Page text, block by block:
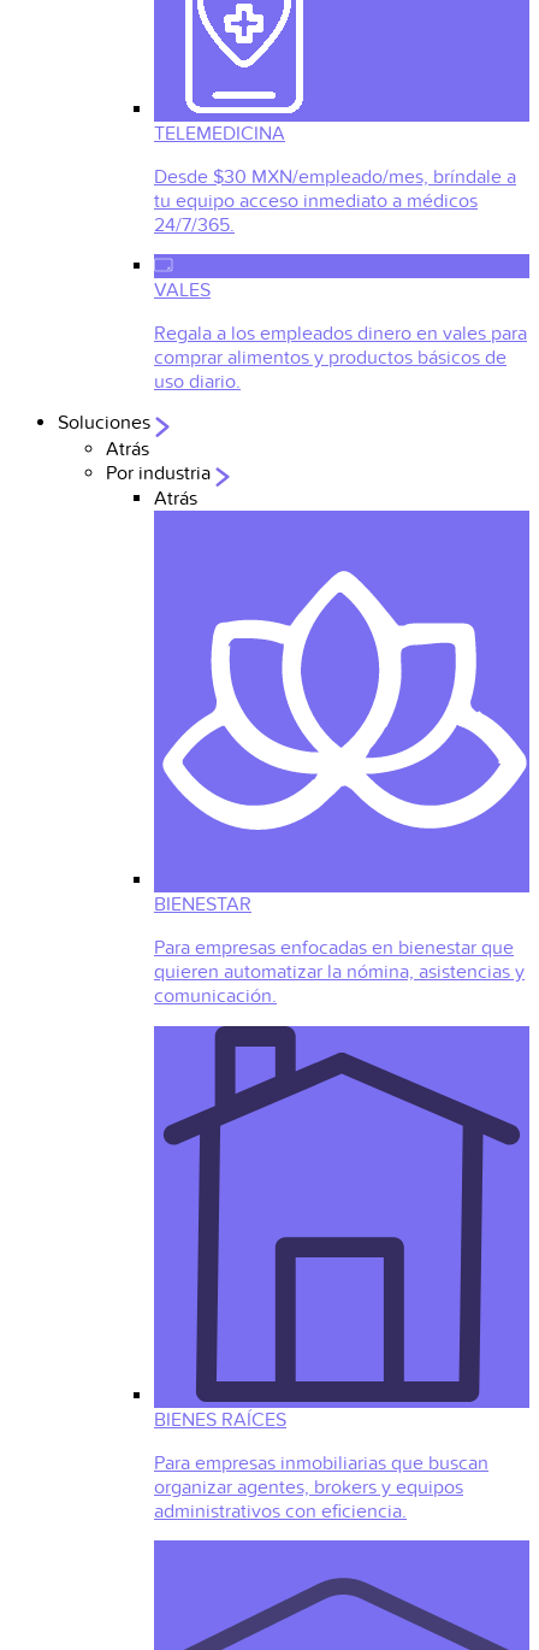
TELEMEDICINA
Desde $30 MXN/empleado/mes, bríndale a
tu equipo acceso inmediato a médicos
24/7/365.
VALES
Regala a los empleados dinero en vales para
comprar alimentos y productos básicos de
uso diario.
Soluciones
Atrás
Por industria
Atrás
BIENESTAR
Para empresas enfocadas en bienestar que
quieren automatizar la nómina, asistencias y
comunicación.
BIENES RAÍCES
Para empresas inmobiliarias que buscan
organizar agentes, brokers y equipos
administrativos con eficiencia.